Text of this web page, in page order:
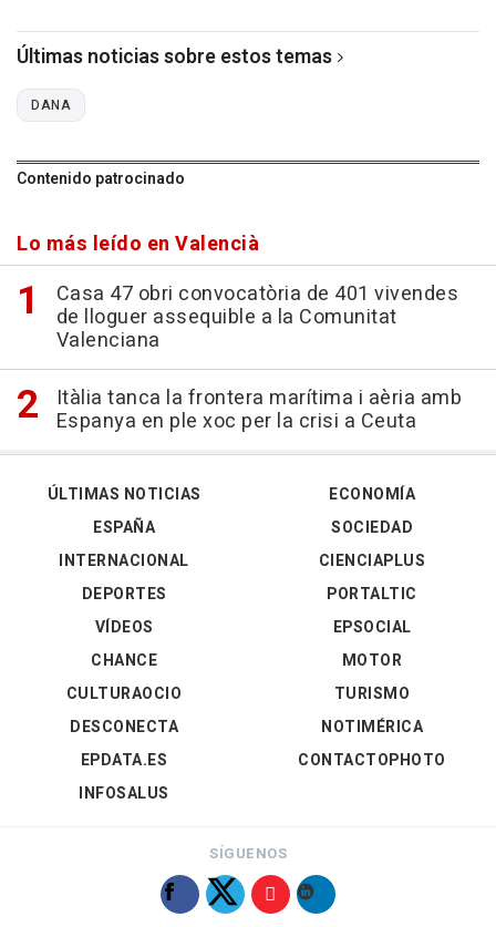
Últimas noticias sobre estos temas
DANA
Contenido patrocinado
Lo más leído en Valencià
Casa 47 obri convocatòria de 401 vivendes
de lloguer assequible a la Comunitat
Valenciana
Itàlia tanca la frontera marítima i aèria amb
Espanya en ple xoc per la crisi a Ceuta
ÚLTIMAS NOTICIAS
ESPAÑA
INTERNACIONAL
DEPORTES
VÍDEOS
ECONOMÍA
SOCIEDAD
CIENCIAPLUS
PORTALTIC
EPSOCIAL
CHANCE
CULTURAOCIO
DESCONECTA
EPDATA.ES
INFOSALUS
MOTOR
TURISMO
NOTIMÉRICA
CONTACTOPHOTO
SÍGUENOS